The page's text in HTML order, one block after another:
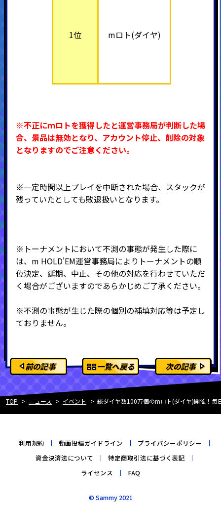
1位 mロト(ダイヤ)
※不正にｍロトを獲得したと運営事務局が判断した場
合、景品は無効となり、アカウント停止、削除の対象
となりますのでご注意ください。
※一定時間以上プレイを中断された場合、スタックが
残っていたとしても敗退扱いとなります。
※トーナメントにおいて不測の事態が発生した際に
は、m HOLD'EM運営事務局によりトーナメントの順
位決定、延期、中止、その他の対応を行わせていただ
く場合がございますのであらかじめご了承ください。
※不測の事態が生じた際の個別の補填対応等は予定し
ておりません。
前の記事 一覧へ戻る 次の記事
TOP ニュース イベント 総ダイヤ数100万個のmロト(ダイヤ)開催！毎
© Sammy 2021
利用規約 動画投稿ガイドライン
プライバシーポリシー
資金決済法について
特定商取引法に基づく表記
ライセンス
FAQ